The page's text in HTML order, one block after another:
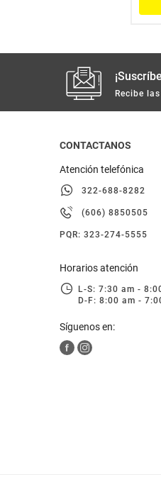
Recibe
CONTACTANOS
Atención telefónica
322-688-8282
(606) 8850505
PQR: 323-274-5555
Horarios atención
L-S: 7:30 am -
D-F: 8:00 am -
Síguenos en: